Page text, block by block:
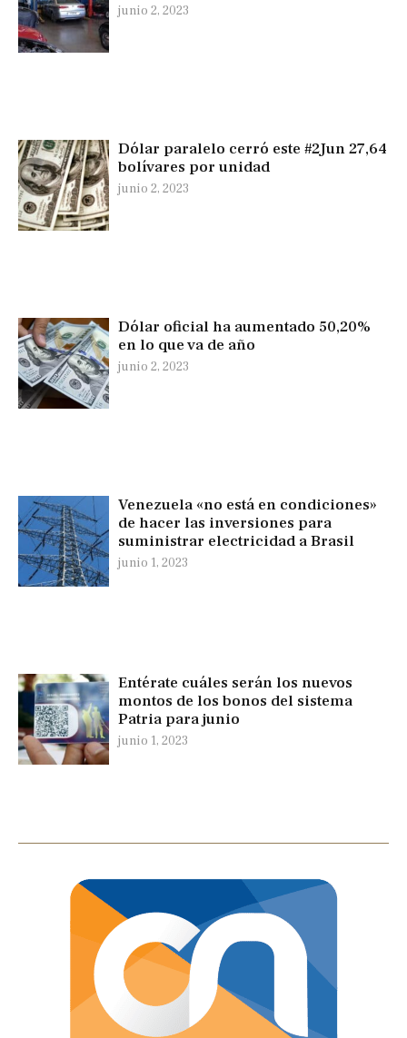
junio 2, 2023
Dólar paralelo cerró este #2Jun 27,64
bolívares por unidad
junio 2, 2023
Dólar oficial ha aumentado 50,20%
en lo que va de año
junio 2, 2023
Venezuela «no está en condiciones»
de hacer las inversiones para
suministrar electricidad a Brasil
junio 1, 2023
Entérate cuáles serán los nuevos
montos de los bonos del sistema
Patria para junio
junio 1, 2023